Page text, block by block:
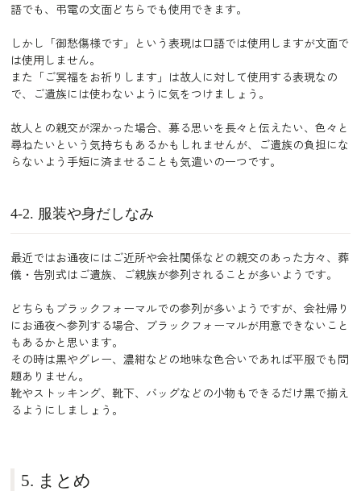
語でも、弔電の文面どちらでも使用できます。
しかし「御愁傷様です」という表現は口語では使用しますが文面で
は使用しません。
また「ご冥福をお祈りします」は故人に対して使用する表現なの
で、ご遺族には使わないように気をつけましょう。
故人との親交が深かった場合、募る思いを長々と伝えたい、色々と
尋ねたいという気持ちもあるかもしれませんが、ご遺族の負担にな
らないよう手短に済ませることも気遣いの一つです。
4-2. 服装や身だしなみ
最近ではお通夜にはご近所や会社関係などの親交のあった方々、葬
儀・告別式はご遺族、ご親族が参列されることが多いようです。
どちらもブラックフォーマルでの参列が多いようですが、会社帰り
にお通夜へ参列する場合、ブラックフォーマルが用意できないこと
もあるかと思います。
その時は黒やグレー、濃紺などの地味な色合いであれば平服でも問
題ありません。
靴やストッキング、靴下、バッグなどの小物もできるだけ黒で揃え
るようにしましょう。
5. まとめ